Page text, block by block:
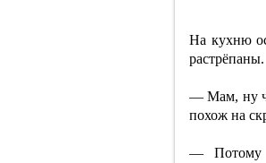
На кухню
растрёпаны.
— Мам, ну
похож на
— Потому